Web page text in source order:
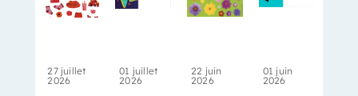
27 juillet
2026
01 juillet
2026
22 juin
2026
01 juin
2026